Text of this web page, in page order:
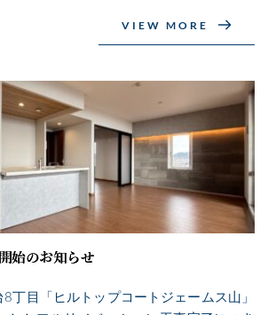
VIEW MORE
始のお知らせ
丁目「ヒルトップコートジェームス山」